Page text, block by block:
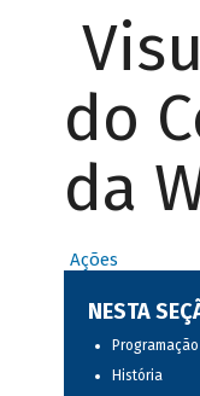
do
da
Ações
NESTA
Programação
História